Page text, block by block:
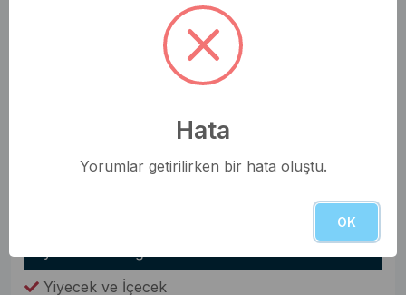
Elektrikli Süpürge
Yiyecek ve İçecek
Hata
Yorumlar getirilirken bir hata oluştu.
OK